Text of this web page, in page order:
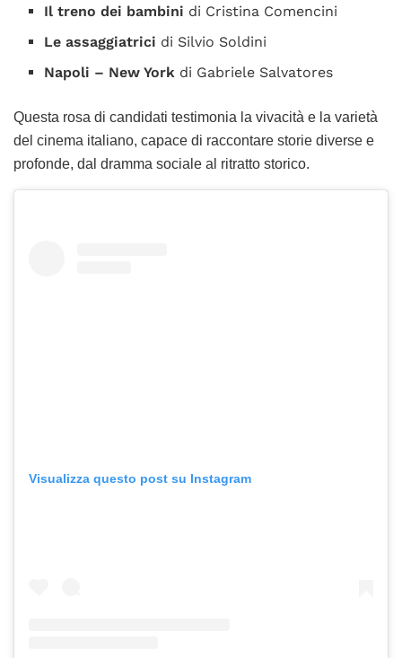
Il treno dei bambini di Cristina Comencini
Le assaggiatrici di Silvio Soldini
Napoli – New York di Gabriele Salvatores
Questa rosa di candidati testimonia la vivacità e la varietà
del cinema italiano, capace di raccontare storie diverse e
profonde, dal dramma sociale al ritratto storico.
Visualizza questo post su Instagram